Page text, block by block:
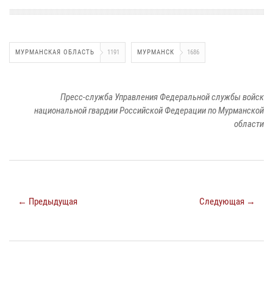
МУРМАНСКАЯ ОБЛАСТЬ 1191 МУРМАНСК 1686
Пресс-служба Управления Федеральной службы войск
национальной гвардии Российской Федерации по Мурманской
области
← Предыдущая Следующая →